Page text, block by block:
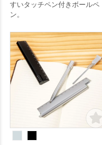
すいタッチペン付きボールペ
ン。